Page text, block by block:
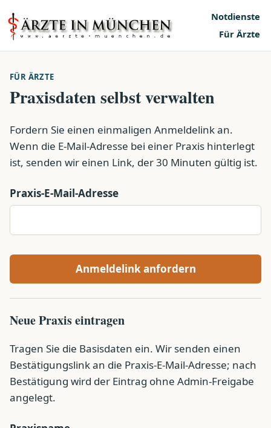
Notdienste
Für Ärzte
FÜR ÄRZTE
Praxisdaten selbst verwalten
Fordern Sie einen einmaligen Anmeldelink an.
Wenn die E-Mail-Adresse bei einer Praxis hinterlegt
ist, senden wir einen Link, der 30 Minuten gültig ist.
Praxis-E-Mail-Adresse
Anmeldelink anfordern
Neue Praxis eintragen
Tragen Sie die Basisdaten ein. Wir senden einen
Bestätigungslink an die Praxis-E-Mail-Adresse; nach
Bestätigung wird der Eintrag ohne Admin-Freigabe
angelegt.